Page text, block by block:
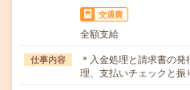
交通費
全額支給
仕事内容
＊入金処理と請求書の
理、支払いチェックと